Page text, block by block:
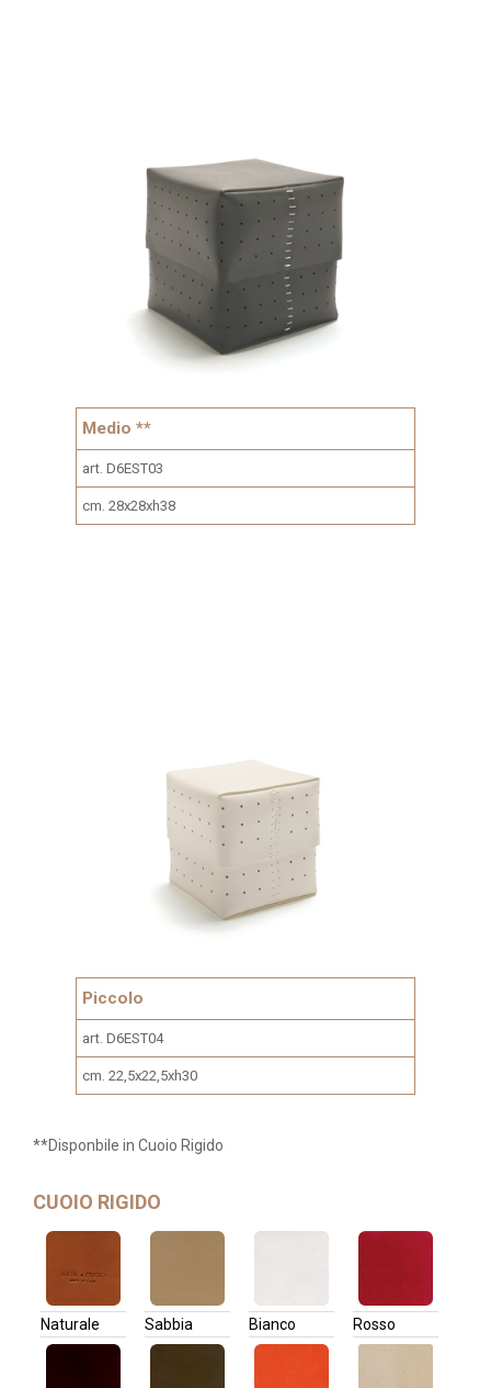
Medio **
art. D6EST03
cm. 28x28xh38
Piccolo
art. D6EST04
cm. 22,5x22,5xh30
**Disponbile in Cuoio Rigido
CUOIO RIGIDO
Naturale Sabbia Bianco Rosso